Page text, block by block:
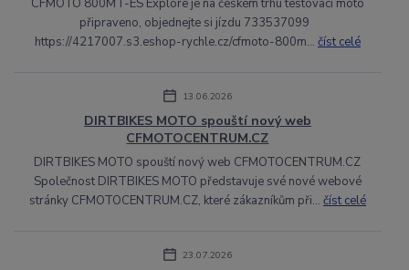
CFMOTO 800MT-ES Explore je na českém trhu testovací moto
připraveno, objednejte si jízdu 733537099
https://4217007.s3.eshop-rychle.cz/cfmoto-800m... číst celé
13.06.2026
DIRTBIKES MOTO spouští nový web
CFMOTOCENTRUM.CZ
DIRTBIKES MOTO spouští nový web CFMOTOCENTRUM.CZ
Společnost DIRTBIKES MOTO představuje své nové webové
stránky CFMOTOCENTRUM.CZ, které zákazníkům při... číst celé
23.07.2026